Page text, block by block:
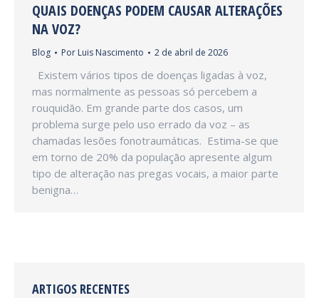
QUAIS DOENÇAS PODEM CAUSAR ALTERAÇÕES
NA VOZ?
Blog Por Luis Nascimento 2 de abril de 2026
Existem vários tipos de doenças ligadas à voz,
mas normalmente as pessoas só percebem a
rouquidão. Em grande parte dos casos, um
problema surge pelo uso errado da voz – as
chamadas lesões fonotraumáticas. Estima-se que
em torno de 20% da população apresente algum
tipo de alteração nas pregas vocais, a maior parte
benigna…
ARTIGOS RECENTES